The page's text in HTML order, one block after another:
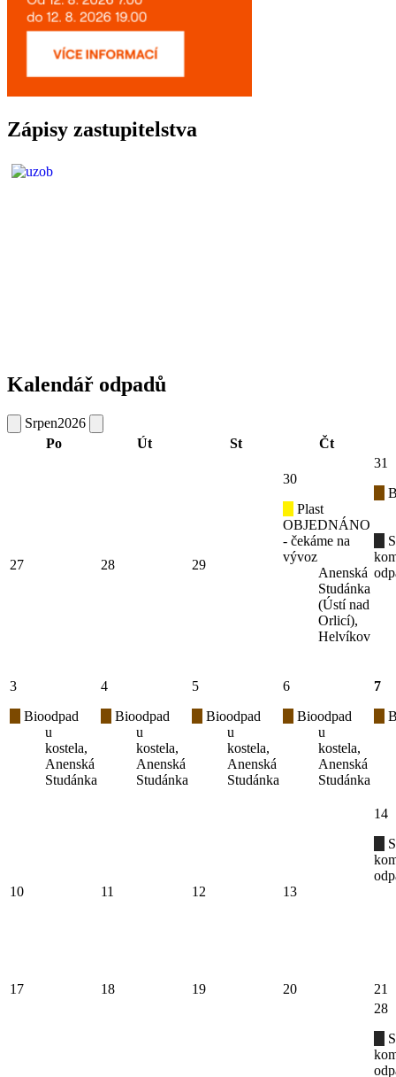
Zápisy zastupitelstva
Kalendář odpadů
Srpen2026
Po
Út St Čt
27 28 29
30
Plast
OBJEDNÁNO
- čekáme na
vývoz
Anenská
Studánka
(Ústí nad
Orlicí),
Helvíkov
31
3
Bioodpad
u
kostela,
Anenská
Studánka
4
Bioodpad
u
kostela,
Anenská
Studánka
5
Bioodpad
u
kostela,
Anenská
Studánka
6
Bioodpad
u
kostela,
Anenská
Studánka
7
10 11 12 13
14
17 18 19 20 21
28